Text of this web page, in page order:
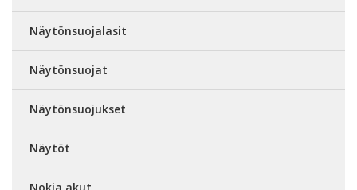
Näytönsuojalasit
Näytönsuojat
Näytönsuojukset
Näytöt